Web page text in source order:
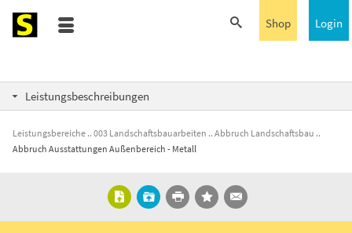
Login
Shop
Leistungsbeschreibungen
Leistungsbereiche 003 Landschaftsbauarbeiten
Abbruch Landschaftsbau
Abbruch Ausstattungen Außenbereich - Metall